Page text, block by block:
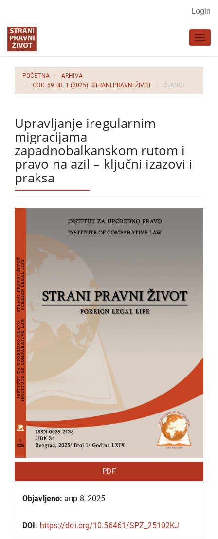
Glavni
sadržaj
Bočna
strana
Login
POČETNA
ARHIVA
GOD. 69 BR. 1 (2025): STRANI PRAVNI ŽIVOT
ČLANCI
Upravljanje iregularnim
migracijama
zapadnobalkanskom rutom i
pravo na azil – ključni izazovi i
praksa
Bočna
PDF
Objavljeno: апр 8, 2025
DOI: https://doi.org/10.56461/SPZ_25102KJ